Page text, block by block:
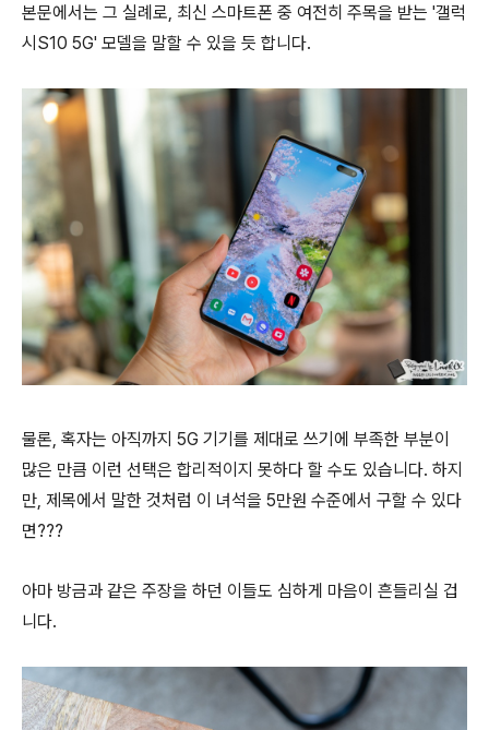
본문에서는 그 실례로, 최신 스마트폰 중 여전히 주목을 받는 '갤럭
시S10 5G' 모델을 말할 수 있을 듯 합니다.
물론, 혹자는 아직까지 5G 기기를 제대로 쓰기에 부족한 부분이
많은 만큼 이런 선택은 합리적이지 못하다 할 수도 있습니다. 하지
만, 제목에서 말한 것처럼 이 녀석을 5만원 수준에서 구할 수 있다
면???
아마 방금과 같은 주장을 하던 이들도 심하게 마음이 흔들리실 겁
니다.